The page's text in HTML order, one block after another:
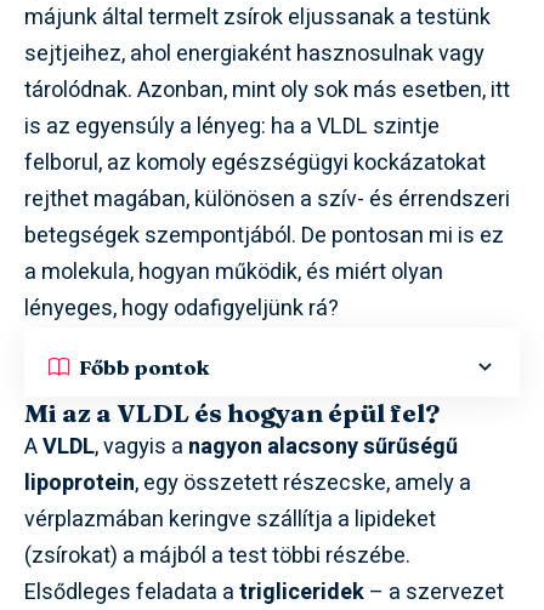
májunk által termelt zsírok eljussanak a testünk
sejtjeihez, ahol energiaként hasznosulnak vagy
tárolódnak. Azonban, mint oly sok más esetben, itt
is az egyensúly a lényeg: ha a VLDL szintje
felborul, az komoly egészségügyi kockázatokat
rejthet magában, különösen a szív- és érrendszeri
betegségek szempontjából. De pontosan mi is ez
a molekula, hogyan működik, és miért olyan
lényeges, hogy odafigyeljünk rá?
Főbb pontok
Mi az a VLDL és hogyan épül fel?
AVLDL, vagyis a nagyon alacsony sűrűségű
lipoprotein, egy összetett részecske, amely a
vérplazmában keringve szállítja a lipideket
(zsírokat) a májból a test többi részébe.
Elsődleges feladata atrigliceridek– a szervezet